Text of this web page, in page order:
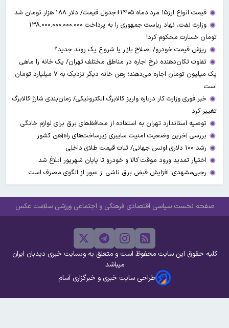
قیمت انواع ارز۱۵ مردادماه ۱۴۰۵+جدول قیمت/ دلار ۱۸۸ هزار تومان شد
وزارت نفت، نهاد ریاست جمهوری را به پرداخت ۱۳۸.۰۰۰.۰۰۰.۰۰۰.۰۰۰
تومان خسارت محکوم کرد!
ریزش قیمت خودرو/ اصلاح بازار یا شروع یک روند جدید؟
تفاوت تکان‌دهنده نرخ اجاره در مناطق مختلف تهران/ یک خانه را ماهی
یک میلیون تومان اجاره می‌دهند؛ رهن خانه دیگر نزدیک به ۷ میلیارد تومان
است
خبر فوری وزارت کار درباره واریز کالابرگ الکترونیکی/ زمان‌بندی شارژ کالابرگ
تغییر کرد
توصیه استاندارد تهران به استفاده از محافظ‌های برق برای لوازم خانگی
بررسی آخرین وضعیت امنیت سایبری زیرساخت‌های راه‌آهن کشور
رشد ۱۰۰ دلاری اونس جهانی/ ثبات قیمت طلای داخلی
اختیار تمدید ورود موقت کالا و خودرو تا پایان شهریور ابلاغ شد
رجبی‌مشهدی: افزایش قبض برق ناشی از عبور از الگوی مصرف است
صفحه نخست سیاسی اقتصادی فرهنگی و اجتماعی ورزشی سلامت عکس
کلیه حقوق این سایت محفوظ است و متعلق به وبسایت خبری دیدبان ایران
میباشد
طراحی سایت خبری و خبرگزاری آسام